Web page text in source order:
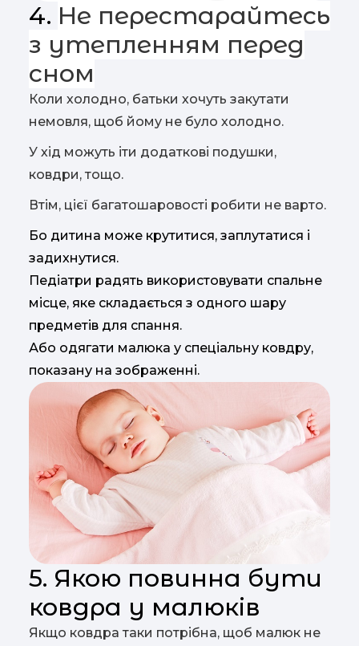
4. Не перестарайтесь
з утепленням перед
сном
Коли холодно, батьки хочуть закутати
немовля, щоб йому не було холодно.
У хід можуть іти додаткові подушки,
ковдри, тощо.
Втім, цієї багатошаровості робити не варто.
Бо дитина може крутитися, заплутатися і
задихнутися.
Педіатри радять використовувати спальне
місце, яке складається з одного шару
предметів для спання.
Або одягати малюка у спеціальну ковдру,
показану на зображенні.
5. Якою повинна бути
ковдра у малюків
Якщо ковдра таки потрібна, щоб малюк не